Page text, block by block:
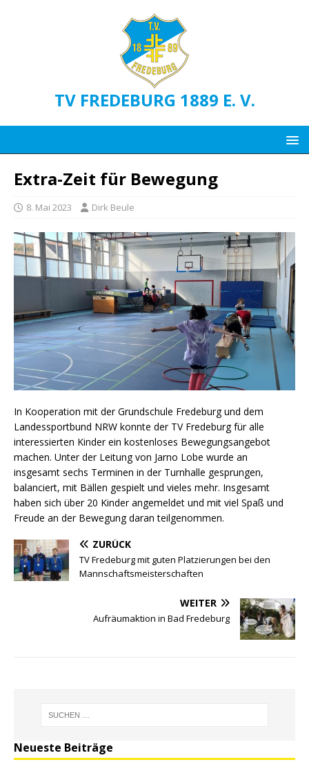
TV FREDEBURG 1889 E. V.
Extra-Zeit für Bewegung
8. Mai 2023 Dirk Beule
In Kooperation mit der Grundschule Fredeburg und dem
Landessportbund NRW konnte der TV Fredeburg für alle
interessierten Kinder ein kostenloses Bewegungsangebot
machen. Unter der Leitung von Jarno Lobe wurde an
insgesamt sechs Terminen in der Turnhalle gesprungen,
balanciert, mit Bällen gespielt und vieles mehr. Insgesamt
haben sich über 20 Kinder angemeldet und mit viel Spaß und
Freude an der Bewegung daran teilgenommen.
ZURÜCK
TV Fredeburg mit guten Platzierungen bei den
Mannschaftsmeisterschaften
WEITER
Aufräumaktion in Bad Fredeburg
Neueste Beiträge